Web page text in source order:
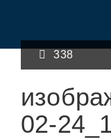
338
02-